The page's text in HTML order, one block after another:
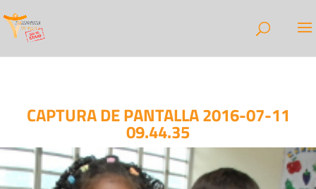
CAPTURA DE PANTALLA 2016-07-11
09.44.35